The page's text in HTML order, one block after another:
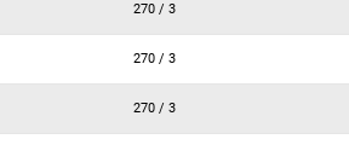
270 / 3
270 / 3
270 / 3